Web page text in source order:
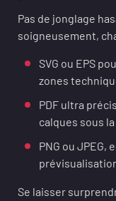
Pas de jonglage
soigneusement,
SVG ou EPS
zones
PDF ultra
calques sous
PNG ou JPEG,
Se laisser